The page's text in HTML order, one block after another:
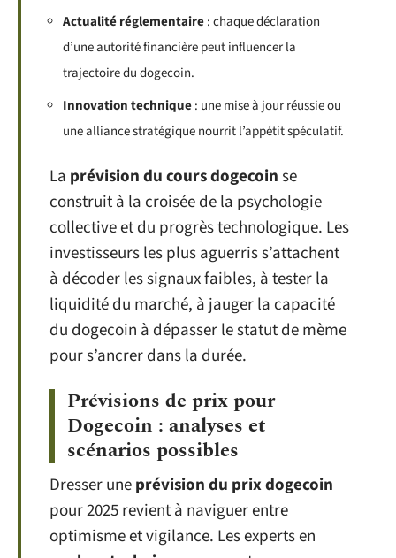
Actualité réglementaire: chaque déclaration
d’une autorité financière peut influencer la
trajectoire du dogecoin.
Innovation technique: une mise à jour réussie ou
une alliance stratégique nourrit l’appétit spéculatif.
La prévision du cours dogecoinse
construit à la croisée de la psychologie
collective et du progrès technologique. Les
investisseurs les plus aguerris s’attachent
à décoder les signaux faibles, à tester la
liquidité du marché, à jauger la capacité
du dogecoin à dépasser le statut de mème
pour s’ancrer dans la durée.
Prévisions de prix pour
Dogecoin : analyses et
scénarios possibles
Dresser uneprévision du prix dogecoin
pour 2025 revient à naviguer entre
optimisme et vigilance. Les experts en